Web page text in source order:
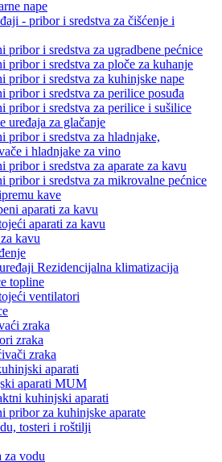
nape
- pribor i sredstva za čišćenje i
pribor i sredstva za ugradbene pećnice
pribor i sredstva za ploče za kuhanje
pribor i sredstva za kuhinjske nape
pribor i sredstva za perilice posuđa
pribor i sredstva za perilice i sušilice
uređaja za glačanje
pribor i sredstva za hladnjake,
i hladnjake za vino
pribor i sredstva za aparate za kavu
pribor i sredstva za mikrovalne pećnice
kave
aparati za kavu
aparati za kavu
kavu
Rezidencijalna klimatizacija
topline
ventilatori
zraka
zraka
zraka
aparati
aparati MUM
kuhinjski aparati
pribor za kuhinjske aparate
tosteri i roštilji
za vodu